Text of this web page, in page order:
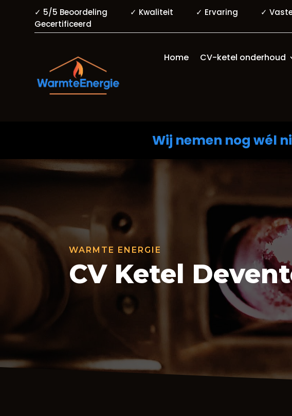
✓ 5/5 Beoordeling ✓ Kwaliteit ✓ Ervaring ✓
Gecertificeerd
Home CV-ketel onderhoud
Wij nemen nog wél
WARMTE ENERGIE
CV Ketel